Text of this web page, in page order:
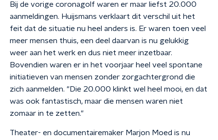
Bij de vorige coronagolf waren er maar liefst 20.000
aanmeldingen. Huijsmans verklaart dit verschil uit het
feit dat de situatie nu heel anders is. Er waren toen veel
meer mensen thuis, een deel daarvan is nu gelukkig
weer aan het werk en dus niet meer inzetbaar.
Bovendien waren er in het voorjaar heel veel spontane
initiatieven van mensen zonder zorgachtergrond die
zich aanmelden. "Die 20.000 klinkt wel heel mooi, en dat
was ook fantastisch, maar die mensen waren niet
zomaar in te zetten."
Theater- en documentairemaker Marjon Moed is nu